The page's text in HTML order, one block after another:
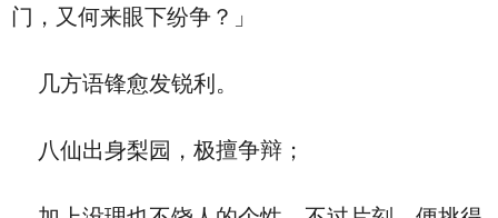
门，又何来眼下纷争？」
几方语锋愈发锐利。
八仙出身梨园，极擅争辩；